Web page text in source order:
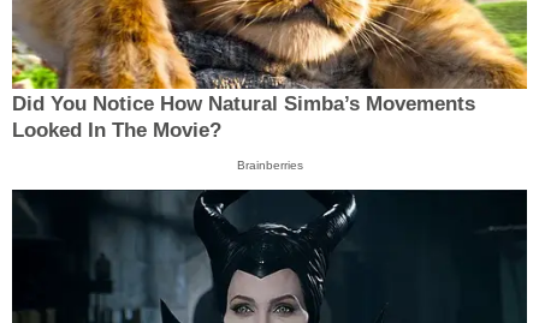
Did You Notice How Natural Simba’s Movements
Looked In The Movie?
Brainberries